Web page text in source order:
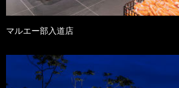
マルエー部入道店